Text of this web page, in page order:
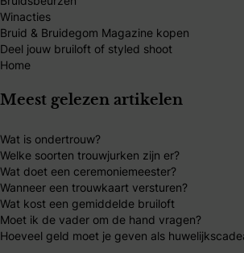
Winacties
Bruid & Bruidegom Magazine kopen
Deel jouw bruiloft of styled shoot
Home
Meest gelezen artikelen
Wat is ondertrouw?
Welke soorten trouwjurken zijn er?
Wat doet een ceremoniemeester?
Wanneer een trouwkaart versturen?
Wat kost een gemiddelde bruiloft
Moet ik de vader om de hand vragen?
Hoeveel geld moet je geven als